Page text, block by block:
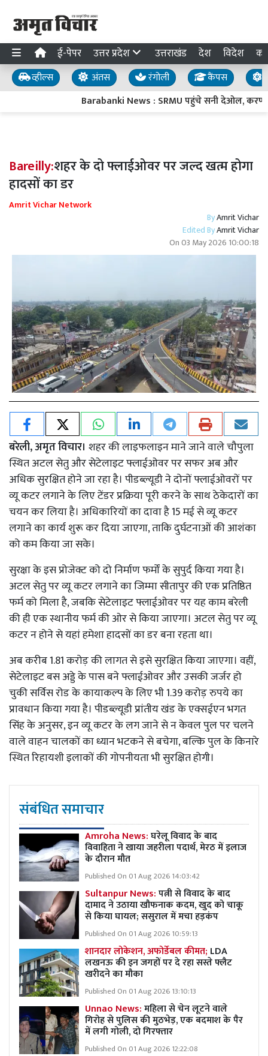
ई-पेपर उत्तर प्रदेश उत्तराखंड देश विदेश
व्हील्स अंतस रंगोली कैंपस
Barabanki News : SRMU पहुंचे सनी देओल, करण
Bareilly:शहर के दो फ्लाईओवर पर जल्द खत्म होगा
हादसों का डर
Amrit Vichar Network
ByAmrit Vichar
Edited ByAmrit Vichar
On03 May 2026 10:00:18
बरेली, अमृत विचार। शहर की लाइफलाइन माने जाने वाले चौपुला
स्थित अटल सेतु और सेटेलाइट फ्लाईओवर पर सफर अब और
अधिक सुरक्षित होने जा रहा है। पीडब्ल्यूडी ने दोनों फ्लाईओवरों पर
व्यू कटर लगाने के लिए टेंडर प्रक्रिया पूरी करने के साथ ठेकेदारों का
चयन कर लिया है। अधिकारियों का दावा है 15 मई से व्यू कटर
लगाने का कार्य शुरू कर दिया जाएगा, ताकि दुर्घटनाओं की आशंका
को कम किया जा सके।
सुरक्षा के इस प्रोजेक्ट को दो निर्माण फर्मों के सुपुर्द किया गया है।
अटल सेतु पर व्यू कटर लगाने का जिम्मा सीतापुर की एक प्रतिष्ठित
फर्म को मिला है, जबकि सेटेलाइट फ्लाईओवर पर यह काम बरेली
की ही एक स्थानीय फर्म की ओर से किया जाएगा। अटल सेतु पर व्यू
कटर न होने से यहां हमेशा हादसों का डर बना रहता था।
अब करीब 1.81 करोड़ की लागत से इसे सुरक्षित किया जाएगा। वहीं,
सेटेलाइट बस अड्डे के पास बने फ्लाईओवर और उसकी जर्जर हो
चुकी सर्विस रोड के कायाकल्प के लिए भी 1.39 करोड़ रुपये का
प्रावधान किया गया है। पीडब्ल्यूडी प्रांतीय खंड के एक्सईएन भगत
सिंह के अनुसर, इन व्यू कटर के लग जाने से न केवल पुल पर चलने
वाले वाहन चालकों का ध्यान भटकने से बचेगा, बल्कि पुल के किनारे
स्थित रिहायशी इलाकों की गोपनीयता भी सुरक्षित होगी।
संबंधित समाचार
Amroha News:घरेलू विवाद के बाद
विवाहिता ने खाया जहरीला पदार्थ, मेरठ में इलाज
के दौरान मौत
Published On 01 Aug 2026 14:03:42
Sultanpur News:पत्नी से विवाद के बाद
दामाद ने उठाया खौफनाक कदम, खुद को चाकू
से किया घायल; ससुराल में मचा हड़कंप
Published On 01 Aug 2026 10:59:13
शानदार लोकेशन, अफोर्डेबल कीमत; LDA
लखनऊ की इन जगहों पर दे रहा सस्ते फ्लैट
खरीदने का मौका
Published On 01 Aug 2026 13:10:13
Unnao News:महिला से चेन लूटने वाले
गिरोह से पुलिस की मुठभेड़, एक बदमाश के पैर
में लगी गोली, दो गिरफ्तार
Published On 01 Aug 2026 12:22:08